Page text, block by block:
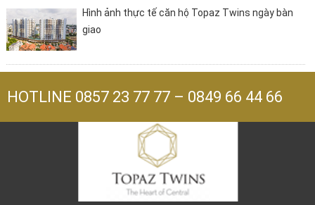
Hình ảnh thực tế căn hộ Topaz Twins ngày bàn
giao
HOTLINE 0857 23 77 77 – 0849 66 44 66